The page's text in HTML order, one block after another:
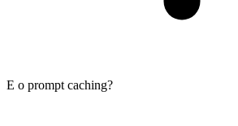
E o prompt caching?